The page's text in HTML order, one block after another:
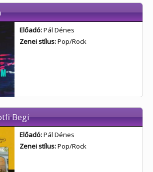
Előadó:Pál Dénes
Zenei stílus:Pop/Rock
Begi
Előadó:Pál Dénes
Zenei stílus:Pop/Rock